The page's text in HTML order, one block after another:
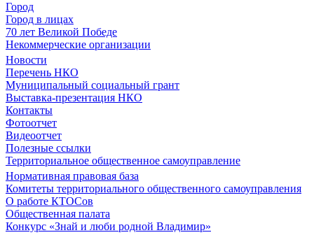
Город
Город в лицах
70 лет Великой Победе
Некоммерческие организации
Новости
Перечень НКО
Муниципальный социальный грант
Выставка-презентация НКО
Контакты
Фотоотчет
Видеоотчет
Полезные ссылки
Территориальное общественное самоуправление
Нормативная правовая база
Комитеты территориального общественного самоуправления
О работе КТОСов
Общественная палата
Конкурс «Знай и люби родной Владимир»